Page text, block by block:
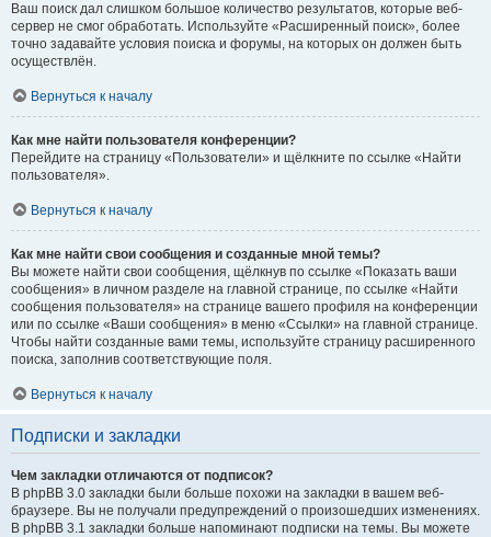
Ваш поиск дал слишком большое количество результатов, которые веб-
сервер не смог обработать. Используйте «Расширенный поиск», более
точно задавайте условия поиска и форумы, на которых он должен быть
осуществлён.
Вернуться к началу
Как мне найти пользователя конференции?
Перейдите на страницу «Пользователи» и щёлкните по ссылке «Найти
пользователя».
Вернуться к началу
Как мне найти свои сообщения и созданные мной темы?
Вы можете найти свои сообщения, щёлкнув по ссылке «Показать ваши
сообщения» в личном разделе на главной странице, по ссылке «Найти
сообщения пользователя» на странице вашего профиля на конференции
или по ссылке «Ваши сообщения» в меню «Ссылки» на главной странице.
Чтобы найти созданные вами темы, используйте страницу расширенного
поиска, заполнив соответствующие поля.
Вернуться к началу
Подписки и закладки
Чем закладки отличаются от подписок?
В phpBB 3.0 закладки были больше похожи на закладки в вашем веб-
браузере. Вы не получали предупреждений о произошедших изменениях.
В phpBB 3.1 закладки больше напоминают подписки на темы. Вы можете